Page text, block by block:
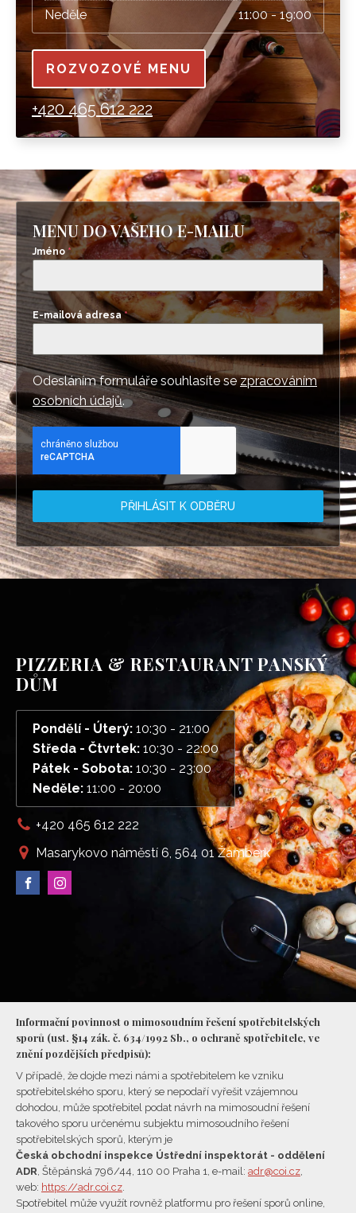
Neděle
11:00 - 19:00
ROZVOZOVÉ MENU
+420 465 612 222
MENU DO VAŠEHO E-MAILU
Jméno *
E-mailová adresa*
Odesláním formuláře souhlasíte sezpracováním
osobních údajů.
PŘIHLÁSIT K ODBĚRU
PIZZERIA & RESTAURANT PANSKÝ
DŮM
Pondělí - Úterý: 10:30 - 21:00
Středa - Čtvrtek: 10:30 - 22:00
Pátek - Sobota: 10:30 - 23:00
Neděle: 11:00 - 20:00
+420 465 612 222
Masarykovo náměstí 6, 564 01 Žamberk
Informační povinnost o mimosoudním řešení spotřebitelských
sporů (ust. §14 zák. č. 634/1992 Sb., o ochraně spotřebitele, ve
znění pozdějších předpisů):
V případě, že dojde mezi námi a spotřebitelem ke vzniku
spotřebitelského sporu, který se nepodaří vyřešit vzájemnou
dohodou, může spotřebitel podat návrh na mimosoudní řešení
takového sporu určenému subjektu mimosoudního řešení
spotřebitelských sporů, kterým je
Česká obchodní inspekce Ústřední inspektorát - oddělení
ADR, Štěpánská 796/44, 110 00 Praha 1, e-mail: adr@coi.cz,
web: https://adr.coi.cz.
Spotřebitel může využít rovněž platformu pro řešení sporů online,